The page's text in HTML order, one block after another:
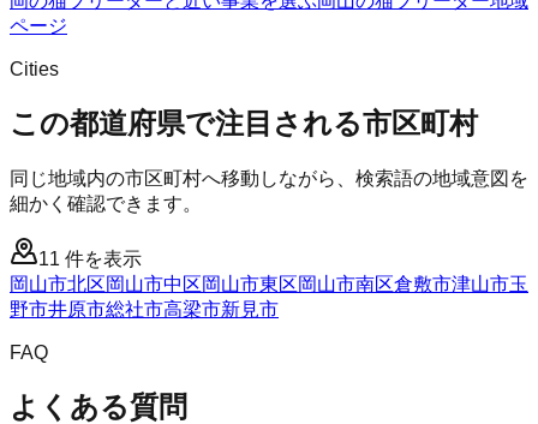
ページ
Cities
この都道府県で注目される市区町村
同じ地域内の市区町村へ移動しながら、検索語の地域意図を
細かく確認できます。
11 件を表示
岡山市北区岡山市中区岡山市東区岡山市南区倉敷市津山市玉
野市井原市総社市高梁市新見市
FAQ
よくある質問